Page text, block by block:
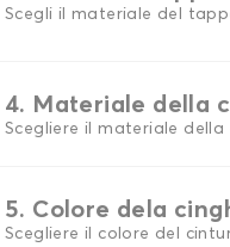
Scegli il materiale del
4. Materiale della
Scegliere il materiale della
5. Colore dela
Scegliere il colore del